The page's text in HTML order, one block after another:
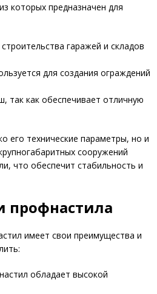
которых предназначен для
гаражей и складов
для создания ограждений
так как обеспечивает отличную
его технические параметры, но и
сооружений
что обеспечит стабильность и
профнастила
имеет свои преимущества и
обладает высокой